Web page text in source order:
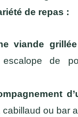
de repas :
viande grillée
escalope de
cabillaud ou bar